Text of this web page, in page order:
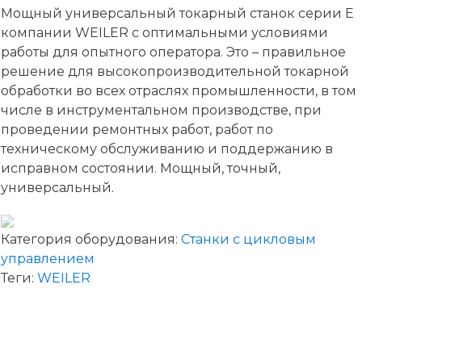
Мощный универсальный токарный станок серии Е
компании WEILER с оптимальными условиями
работы для опытного оператора. Это – правильное
решение для высокопроизводительной токарной
обработки во всех отраслях промышленности, в том
числе в инструментальном производстве, при
проведении ремонтных работ, работ по
техническому обслуживанию и поддержанию в
исправном состоянии. Мощный, точный,
универсальный.
Категория оборудования: Станки с цикловым
управлением
Теги: WEILER